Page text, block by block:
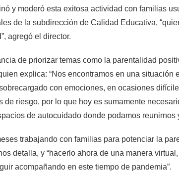
y moderó esta exitosa actividad con familias
de la subdirección de Calidad Educativa,
agregó el director.
de priorizar temas como la parentalidad
explica: “Nos encontramos en una situación
con emociones, en ocasiones
de riesgo, por lo que hoy es sumamente
de autocuidado donde podamos reunirnos
trabajando con familias para potenciar la
detalla, y “hacerlo ahora de una manera
acompañando en este tiempo de pandemia”.